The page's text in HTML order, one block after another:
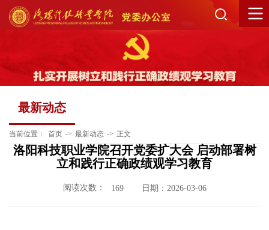
最新动态
当前位置： 首页 -> 最新动态 -> 正文
洛阳科技职业学院召开党委扩大会 启动部署树
立和践行正确政绩观学习教育
阅读次数： 169 日期：2026-03-06